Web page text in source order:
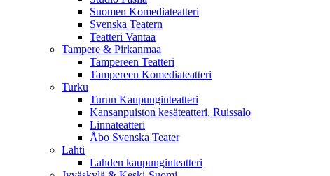
Suomen Komediateatteri
Svenska Teatern
Teatteri Vantaa
Tampere & Pirkanmaa
Tampereen Teatteri
Tampereen Komediateatteri
Turku
Turun Kaupunginteatteri
Kansanpuiston kesäteatteri, Ruissalo
Linnateatteri
Åbo Svenska Teater
Lahti
Lahden kaupunginteatteri